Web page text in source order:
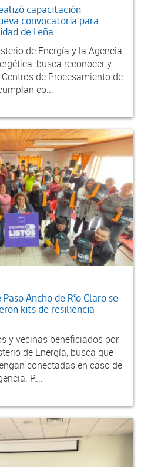
capacitación
convocatoria para
de Leña
de Energía y la Agencia
busca reconocer y
de Procesamiento de
co...
Ancho de Río Claro se
kits de resiliencia
y vecinas beneficiados por
de Energía, busca que
conectadas en caso de
R...